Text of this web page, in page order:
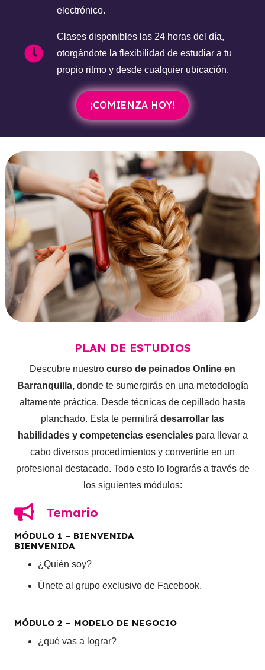
electrónico.
Clases disponibles las 24 horas del día,
otorgándote la flexibilidad de estudiar a tu
propio ritmo y desde cualquier ubicación.
¡COMIENZA HOY!
PLAN DE ESTUDIOS
Descubre nuestro curso de peinados Online en
Barranquilla,donde te sumergirás en una metodología
altamente práctica. Desde técnicas de cepillado hasta
planchado. Esta te permitirá desarrollar las
habilidades y competencias esencialespara llevar a
cabo diversos procedimientos y convertirte en un
profesional destacado. Todo esto lo lograrás a través de
los siguientes módulos:
Temario
MÓDULO 1 – BIENVENIDA
BIENVENIDA
¿Quién soy?
Únete al grupo exclusivo de Facebook.
MÓDULO 2 – MODELO DE NEGOCIO
¿qué vas a lograr?